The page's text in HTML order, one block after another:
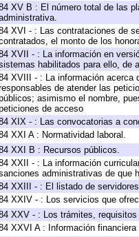
XV B : El número total de las
XVI - : Las contrataciones de
el monto de los
XVII - : La información en
habilitados para ello, de
XVIII - : La información acerca
de atender las
asimismo el nombre,
de acceso
XIX - : Las convocatorias a
XXI A : Normatividad laboral.
XXI B : Recursos públicos.
XXII - : La información
administrativas de que
XXIII - : El listado de
XXIV - : Los servicios que
XXV - : Los trámites,
XXVI A : Información